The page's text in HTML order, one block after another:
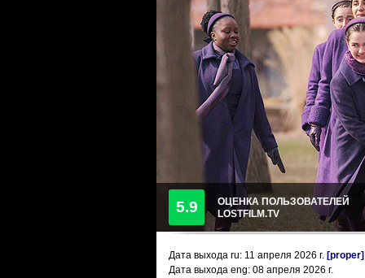
5.9
ОЦЕНКА ПОЛЬЗОВАТЕЛЕЙ
LOSTFILM.TV
Дата выхода ru: 11 апреля 2026 г. [proper]
Дата выхода eng: 08 апреля 2026 г.